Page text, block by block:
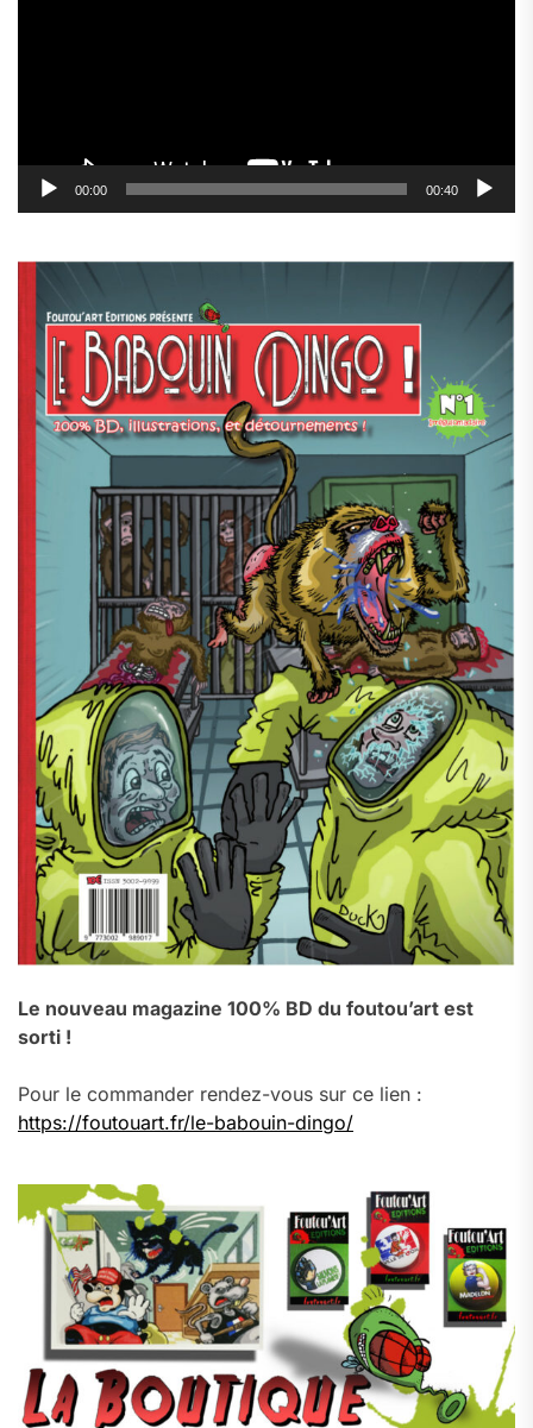
00:00 00:40
Le nouveau magazine 100% BD du foutou’art est
sorti !
Pour le commander rendez-vous sur ce lien :
https://foutouart.fr/le-babouin-dingo/